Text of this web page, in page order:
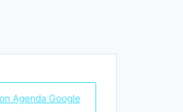
Agenda Google